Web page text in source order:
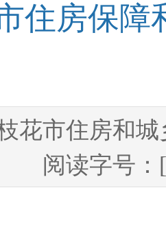
住房保障
花市住房和
阅读字号